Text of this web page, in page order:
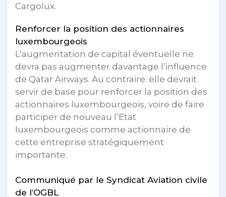
Cargolux.
Renforcer la position des actionnaires
luxembourgeois
L’augmentation de capital éventuelle ne
devra pas augmenter davantage l’influence
de Qatar Airways. Au contraire: elle devrait
servir de base pour renforcer la position des
actionnaires luxembourgeois, voire de faire
participer de nouveau l’Etat
luxembourgeois comme actionnaire de
cette entreprise stratégiquement
importante.
Communiqué par le Syndicat Aviation civile
de l’OGBL